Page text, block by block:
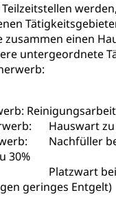
zusammen einen
untergeordnete
Hauswart zu
Nachfüller
30%
Platzwart
geringes Entgelt)
erste Säule, zweite
Altersvorsorge,
(WAS
Beiträge (WAS
körperliche
psychische
Behinderte
Inklusion im Sport